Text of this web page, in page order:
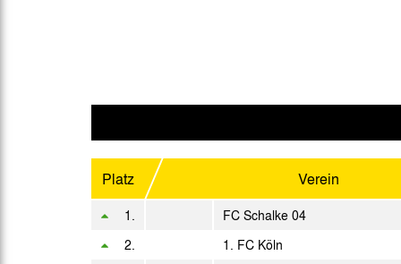
West.
So. 17.05.1953
Mi. 20.05.1953
West. Sa. 23.05.1953
Platz Verein
1. FC Schalke 04
2. 1. FC Köln